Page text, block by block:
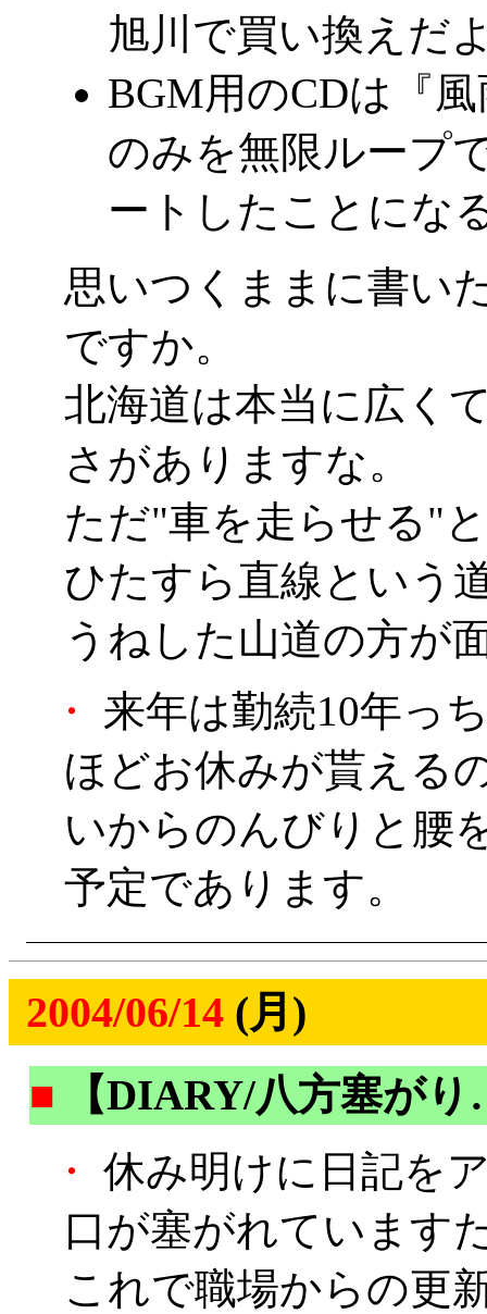
旭川で買い換えだ
BGM用のCDは『
のみを無限ループ
ートしたことにな
思いつくままに書い
ですか。
北海道は本当に広く
さがありますな。
ただ"車を走らせる"
ひたすら直線という
うねした山道の方が
・
来年は勤続10年っ
ほどお休みが貰える
いからのんびりと腰
予定であります。
2004/06/14 (月)
■
【DIARY/八方塞が
・
休み明けに日記を
口が塞がれています
これで職場からの更